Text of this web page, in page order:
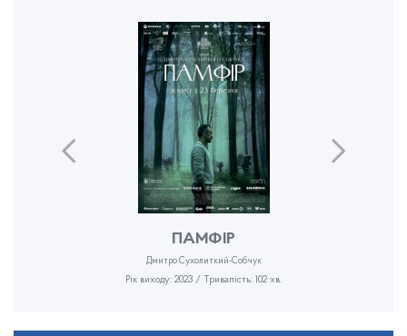
ПАМФІР
Дмитро Сухолиткий-Собчук
Рік виходу: 2023 / Тривалість: 102 хв.